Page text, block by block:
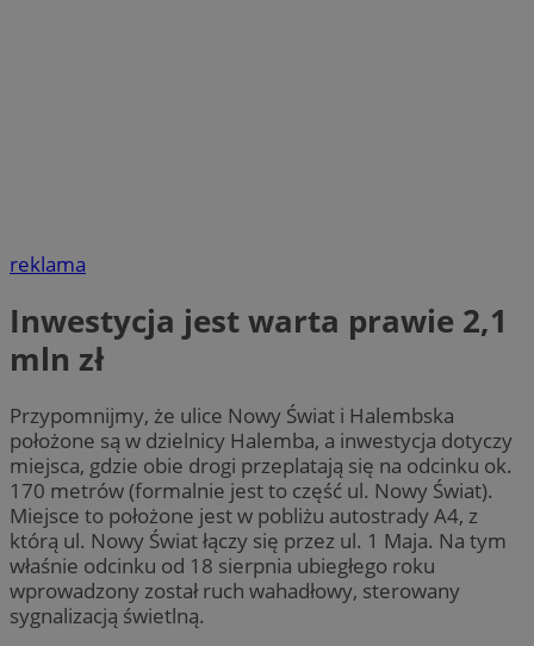
reklama
Inwestycja jest warta prawie 2,1
mln zł
Przypomnijmy, że ulice Nowy Świat i Halembska
położone są w dzielnicy Halemba, a inwestycja dotyczy
miejsca, gdzie obie drogi przeplatają się na odcinku ok.
170 metrów (formalnie jest to część ul. Nowy Świat).
Miejsce to położone jest w pobliżu autostrady A4, z
którą ul. Nowy Świat łączy się przez ul. 1 Maja. Na tym
właśnie odcinku od 18 sierpnia ubiegłego roku
wprowadzony został ruch wahadłowy, sterowany
sygnalizacją świetlną.